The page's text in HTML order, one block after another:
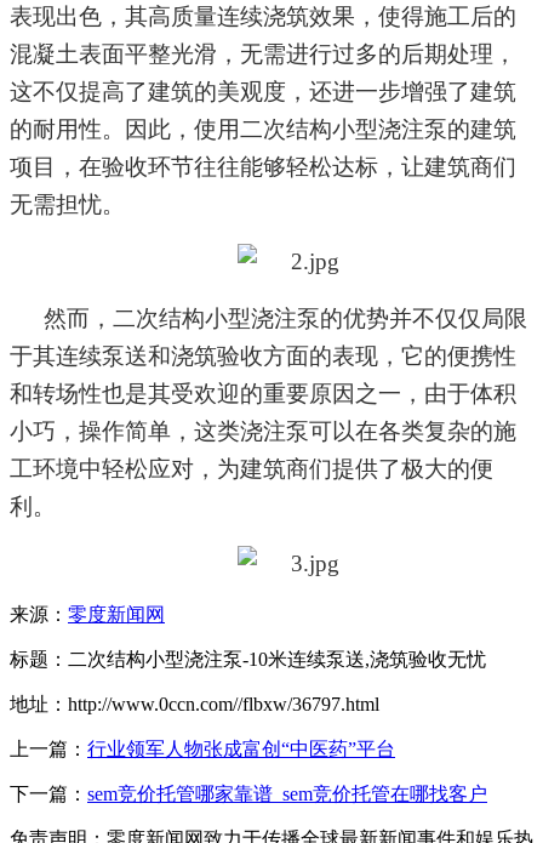
表现出色 ， 其高质量连续浇筑效果，使得施工后的
混凝土表面平整光滑，无需进行过多的后期处理 ，
这不仅提高了建筑的美观度，还进一步增强了建筑
的耐用性。因此，使用二次结构小型浇注泵的建筑
项目，在验收环节往往能够轻松达标，让建筑商们
无需担忧。
然而，二次结构小型浇注泵的优势并不仅仅局限
于其连续泵送和浇筑验收方面的表现 ， 它的便携性
和转场性也是其受欢迎的重要原因之一 ， 由于体积
小巧，操作简单，这类浇注泵可以在各类复杂的施
工环境中轻松应对，为建筑商们提供了极大的便
利。
来源： 零度新闻网
标题：二次结构小型浇注泵-10米连续泵送,浇筑验收无忧
地址：http://www.0ccn.com//flbxw/36797.html
上一篇： 行业领军人物张成富创“中医药”平台
下一篇： sem竞价托管哪家靠谱_sem竞价托管在哪找客户
免责声明：零度新闻网致力于传播全球最新新闻事件和娱乐热